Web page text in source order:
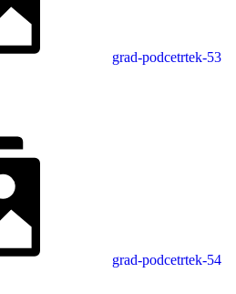
grad-podcetrtek-53
grad-podcetrtek-54